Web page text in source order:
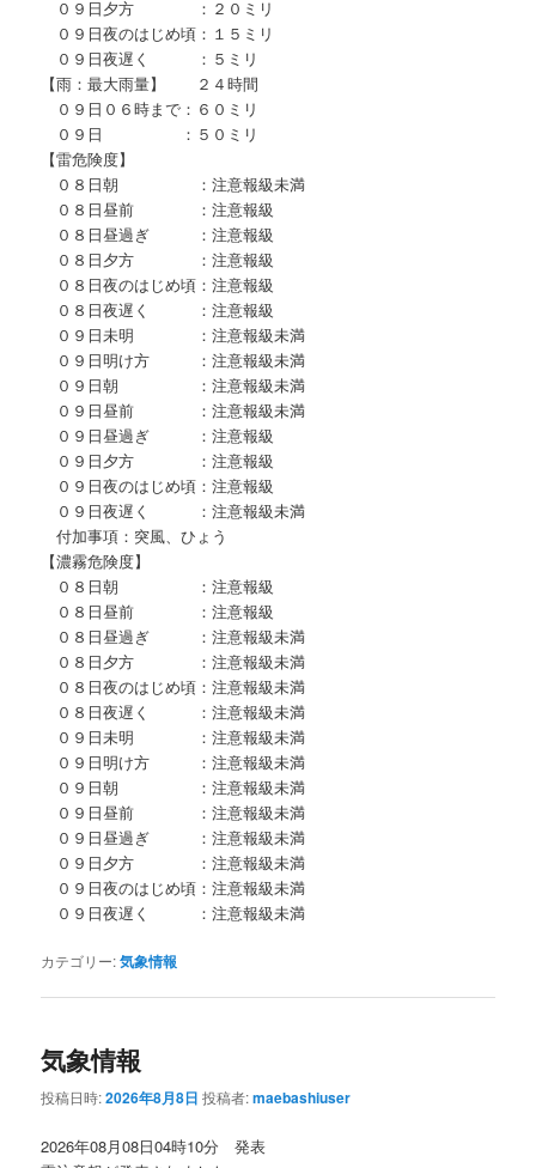
０９日夕方 ：２０ミリ
０９日夜のはじめ頃：１５ミリ
０９日夜遅く ：５ミリ
【雨：最大雨量】 ２４時間
０９日０６時まで：６０ミリ
０９日 ：５０ミリ
【雷危険度】
０８日朝 ：注意報級未満
０８日昼前 ：注意報級
０８日昼過ぎ ：注意報級
０８日夕方 ：注意報級
０８日夜のはじめ頃：注意報級
０８日夜遅く ：注意報級
０９日未明 ：注意報級未満
０９日明け方 ：注意報級未満
０９日朝 ：注意報級未満
０９日昼前 ：注意報級未満
０９日昼過ぎ ：注意報級
０９日夕方 ：注意報級
０９日夜のはじめ頃：注意報級
０９日夜遅く ：注意報級未満
付加事項：突風、ひょう
【濃霧危険度】
０８日朝 ：注意報級
０８日昼前 ：注意報級
０８日昼過ぎ ：注意報級未満
０８日夕方 ：注意報級未満
０８日夜のはじめ頃：注意報級未満
０８日夜遅く ：注意報級未満
０９日未明 ：注意報級未満
０９日明け方 ：注意報級未満
０９日朝 ：注意報級未満
０９日昼前 ：注意報級未満
０９日昼過ぎ ：注意報級未満
０９日夕方 ：注意報級未満
０９日夜のはじめ頃：注意報級未満
０９日夜遅く ：注意報級未満
カテゴリー:気象情報
気象情報
投稿日時:2026年8月8日 投稿者:maebashiuser
2026年08月08日04時10分 発表